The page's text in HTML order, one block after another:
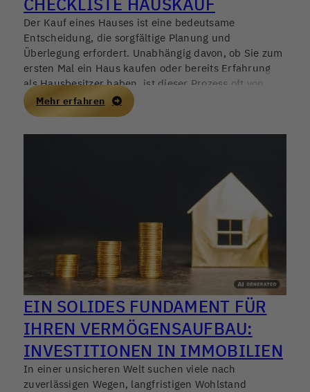
Der Kauf eines Hauses ist eine bedeutsame
Entscheidung, die sorgfältige Planung und
Überlegung erfordert. Unabhängig davon, ob Sie zum
ersten Mal ein Haus kaufen oder bereits Erfahrung
als Hausbesitzer haben, ist dieser Prozess oft von
vielen Entscheidungen und Schritten begleitet.
Mehr erfahren
EIN SOLIDES FUNDAMENT FÜR
IHREN VERMÖGENSAUFBAU:
INVESTITIONEN IN IMMOBILIEN
In einer unsicheren Welt suchen viele nach
zuverlässigen Wegen, langfristigen Wohlstand